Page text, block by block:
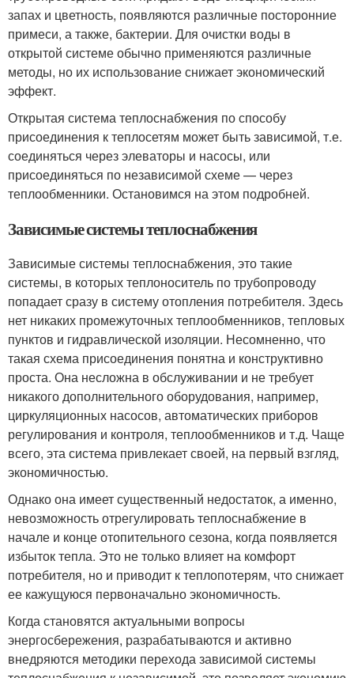
запах и цветность, появляются различные посторонние
примеси, а также, бактерии. Для очистки воды в
открытой системе обычно применяются различные
методы, но их использование снижает экономический
эффект.
Открытая система теплоснабжения по способу
присоединения к теплосетям может быть зависимой, т.е.
соединяться через элеваторы и насосы, или
присоединяться по независимой схеме — через
теплообменники. Остановимся на этом подробней.
Зависимые системы теплоснабжения
Зависимые системы теплоснабжения, это такие
системы, в которых теплоноситель по трубопроводу
попадает сразу в систему отопления потребителя. Здесь
нет никаких промежуточных теплообменников, тепловых
пунктов и гидравлической изоляции. Несомненно, что
такая схема присоединения понятна и конструктивно
проста. Она несложна в обслуживании и не требует
никакого дополнительного оборудования, например,
циркуляционных насосов, автоматических приборов
регулирования и контроля, теплообменников и т.д. Чаще
всего, эта система привлекает своей, на первый взгляд,
экономичностью.
Однако она имеет существенный недостаток, а именно,
невозможность отрегулировать теплоснабжение в
начале и конце отопительного сезона, когда появляется
избыток тепла. Это не только влияет на комфорт
потребителя, но и приводит к теплопотерям, что снижает
ее кажущуюся первоначально экономичность.
Когда становятся актуальными вопросы
энергосбережения, разрабатываются и активно
внедряются методики перехода зависимой системы